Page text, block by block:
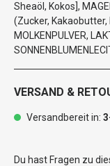
Sheaöl, Kokos],
(Zucker, Kakaobutter,
MOLKENPULVER,
VERSAND &
Versandbereit in:
Du hast Fragen zu